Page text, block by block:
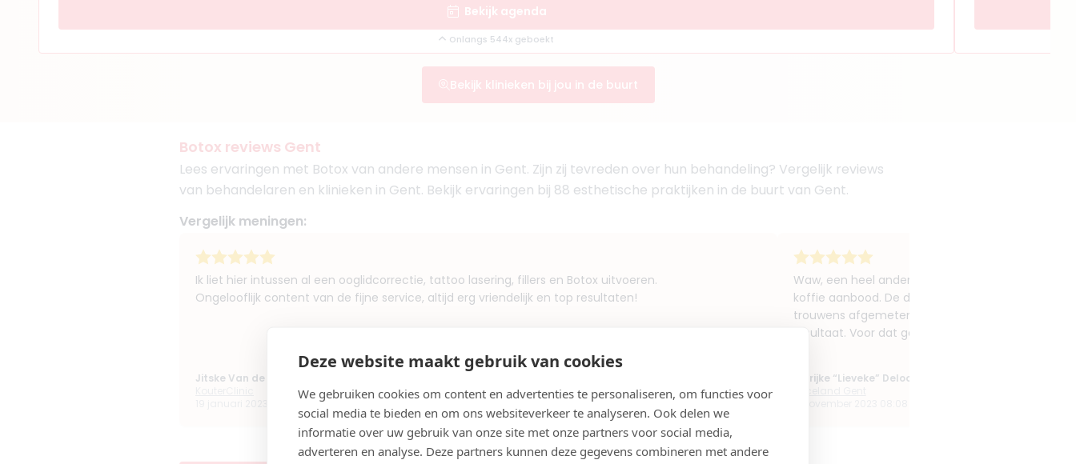
Deze website maakt gebruik van cookies
We gebruiken cookies om content en advertenties te personaliseren, om functies voor
social media te bieden en om ons websiteverkeer te analyseren. Ook delen we
informatie over uw gebruik van onze site met onze partners voor social media,
adverteren en analyse. Deze partners kunnen deze gegevens combineren met andere
Bekijk agenda
Onlangs 544x geboekt
Bekijk klinieken bij jou in de buurt
Botox reviews Gent
Lees ervaringen met Botox van andere mensen in Gent. Zijn zij tevreden over hun behandeling? Vergelijk reviews
van behandelaren en klinieken in Gent. Bekijk ervaringen bij 88 esthetische praktijken in de buurt van Gent.
Vergelijk meningen:
Ik liet hier intussen al een ooglidcorrectie, tattoo lasering, fillers en Botox uitvoeren.
Ongelooflijk content van de fijne service, altijd erg vriendelijk en top resultaten!
Jitske Van de Veire
Waw, een heel andere ervaring dan ik gewend
koffie aanbood. De dokter legde mij alles
trouwens afgemeten, ben ik ook niet gewoon.
resultaat. Voor dat geld maar? Ik kom sowieso
Marijke “Lieveke” Deloof